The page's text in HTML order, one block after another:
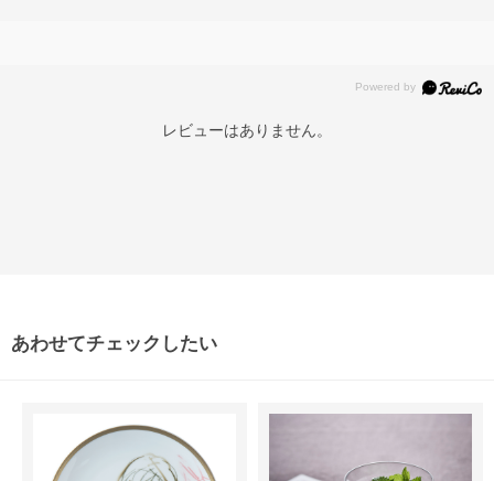
レビューはありません。
あわせてチェックしたい